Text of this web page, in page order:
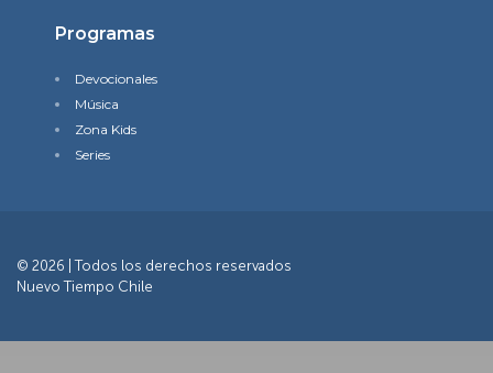
Programas
Devocionales
Música
Zona Kids
Series
© 2026 | Todos los derechos reservados
Nuevo Tiempo Chile